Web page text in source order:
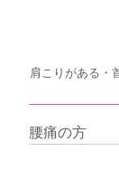
肩こりがある・
腰痛の方